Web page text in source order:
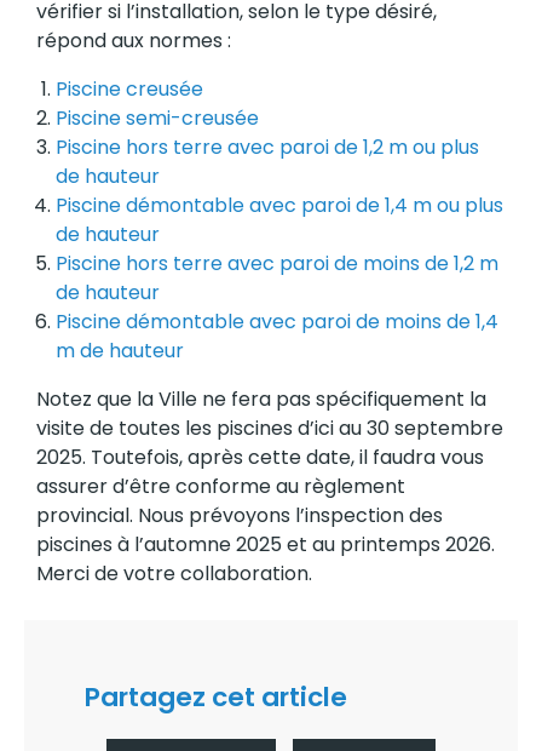
vérifier si l’installation, selon le type désiré,
répond aux normes :
Piscine creusée
Piscine semi-creusée
Piscine hors terre avec paroi de 1,2 m ou plus
de hauteur
Piscine démontable avec paroi de 1,4 m ou plus
de hauteur
Piscine hors terre avec paroi de moins de 1,2 m
de hauteur
Piscine démontable avec paroi de moins de 1,4
m de hauteur
Notez que la Ville ne fera pas spécifiquement la
visite de toutes les piscines d’ici au 30 septembre
2025. Toutefois, après cette date, il faudra vous
assurer d’être conforme au règlement
provincial. Nous prévoyons l’inspection des
piscines à l’automne 2025 et au printemps 2026.
Merci de votre collaboration.
Partagez cet article